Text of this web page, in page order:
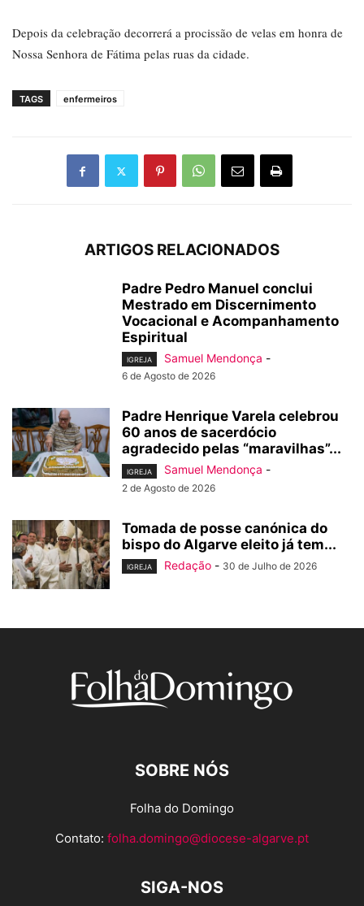
Depois da celebração decorrerá a procissão de velas em honra de
Nossa Senhora de Fátima pelas ruas da cidade.
TAGS enfermeiros
ARTIGOS RELACIONADOS
Padre Pedro Manuel conclui
Mestrado em Discernimento
Vocacional e Acompanhamento
Espiritual
IGREJA Samuel Mendonça -
6 de Agosto de 2026
Padre Henrique Varela celebrou
60 anos de sacerdócio
agradecido pelas “maravilhas”...
IGREJA Samuel Mendonça -
2 de Agosto de 2026
Tomada de posse canónica do
bispo do Algarve eleito já tem...
IGREJA Redação - 30 de Julho de 2026
SOBRE NÓS
Folha do Domingo
Contato: folha.domingo@diocese-algarve.pt
SIGA-NOS